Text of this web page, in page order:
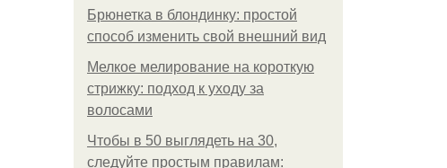
Брюнетка в блондинку: простой
способ изменить свой внешний вид
Мелкое мелирование на короткую
стрижку: подход к уходу за
волосами
Чтобы в 50 выглядеть на 30,
следуйте простым правилам: